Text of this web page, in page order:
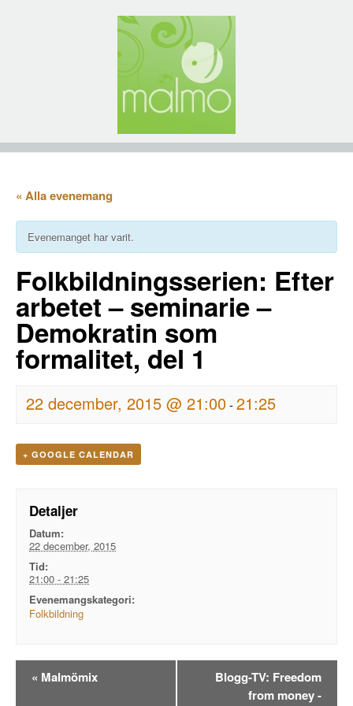
« Alla evenemang
Evenemanget har varit.
Folkbildningsserien: Efter
arbetet – seminarie –
Demokratin som
formalitet, del 1
22 december, 2015 @ 21:00-21:25
+ GOOGLE CALENDAR
Detaljer
Datum:
22 december, 2015
Tid:
21:00 - 21:25
Evenemangskategori:
Folkbildning
Evenemangsnavigation
« Malmömix
Blogg-TV: Freedom
from money -